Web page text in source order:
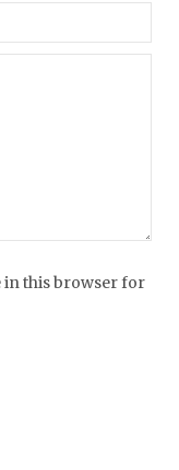
in this browser for